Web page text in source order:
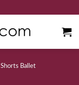
Shorts Ballet